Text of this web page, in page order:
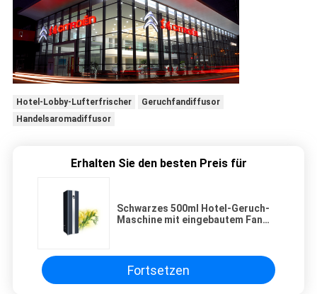
Hotel-Lobby-Lufterfrischer
Geruchfandiffusor
Handelsaromadiffusor
Erhalten Sie den besten Preis für
Schwarzes 500ml Hotel-Geruch-
Maschine mit eingebautem Fan
Fortsetzen